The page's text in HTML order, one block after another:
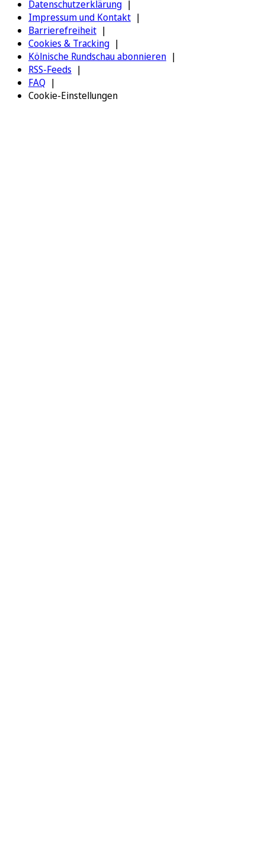
Datenschutzerklärung
Impressum und Kontakt
Barrierefreiheit
Cookies & Tracking
Kölnische Rundschau abonnieren
RSS-Feeds
FAQ
Cookie-Einstellungen